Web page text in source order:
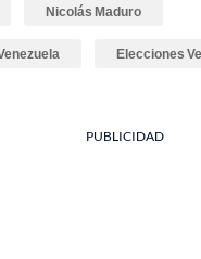
Nicolás Maduro
Elecciones
PUBLICIDAD